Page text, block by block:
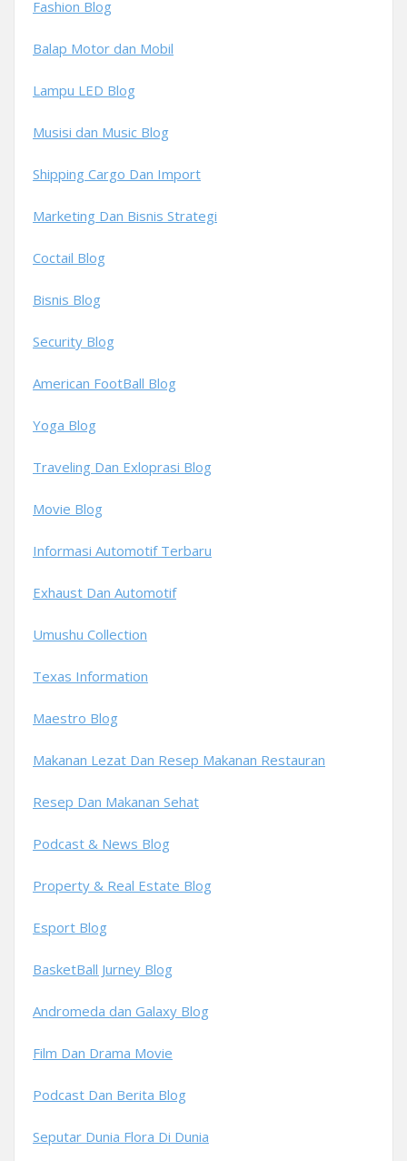
Fashion Blog
Balap Motor dan Mobil
Lampu LED Blog
Musisi dan Music Blog
Shipping Cargo Dan Import
Marketing Dan Bisnis Strategi
Coctail Blog
Bisnis Blog
Security Blog
American FootBall Blog
Yoga Blog
Traveling Dan Exloprasi Blog
Movie Blog
Informasi Automotif Terbaru
Exhaust Dan Automotif
Umushu Collection
Texas Information
Maestro Blog
Makanan Lezat Dan Resep Makanan Restauran
Resep Dan Makanan Sehat
Podcast & News Blog
Property & Real Estate Blog
Esport Blog
BasketBall Jurney Blog
Andromeda dan Galaxy Blog
Film Dan Drama Movie
Podcast Dan Berita Blog
Seputar Dunia Flora Di Dunia